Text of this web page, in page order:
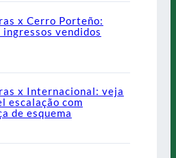
x Cerro Porteño:
vendidos
x Internacional: veja
escalação com
de esquema